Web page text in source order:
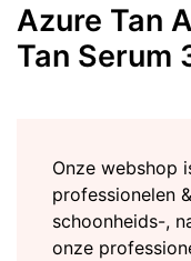
Azure Tan
Tan Serum
Onze webshop
professionelen
schoonheids-,
onze